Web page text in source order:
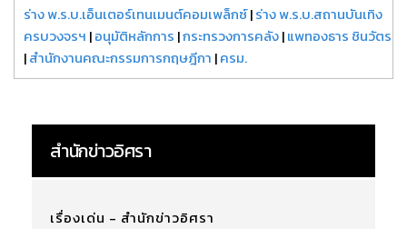
ร่าง พ.ร.บ.เอ็นเตอร์เทนเมนต์คอมเพล็กซ์|ร่าง พ.ร.บ.สถานบันเทิง
ครบวงจรฯ |อนุมัติหลักการ |กระทรวงการคลัง|แพทองธาร ชินวัตร
|สำนักงานคณะกรรมการกฤษฎีกา |ครม.
สำนักข่าวอิศรา
เรื่องเด่น - สำนักข่าวอิศรา